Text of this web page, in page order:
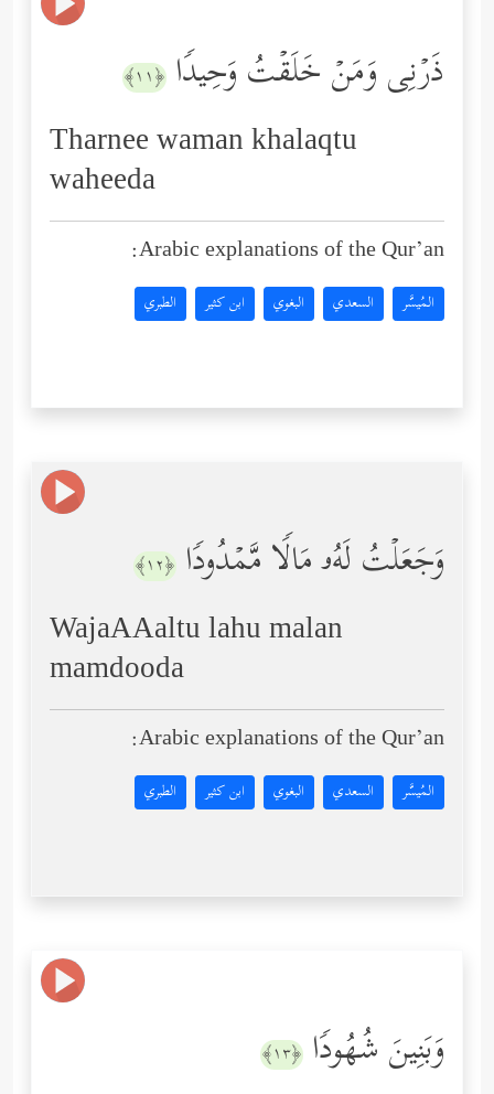
ذَرۡنِی وَمَنۡ خَلَقۡتُ وَحِیدࣰا ﴿١١﴾
Tharnee waman khalaqtu
waheeda
Arabic explanations of the Qur’an:
المُيسَّر السعدي البغوي ابن كثير الطبري
وَجَعَلۡتُ لَهُۥ مَالࣰا مَّمۡدُودࣰا ﴿١٢﴾
WajaAAaltu lahu malan
mamdooda
Arabic explanations of the Qur’an:
المُيسَّر السعدي البغوي ابن كثير الطبري
وَبَنِینَ شُهُودࣰا ﴿١٣﴾